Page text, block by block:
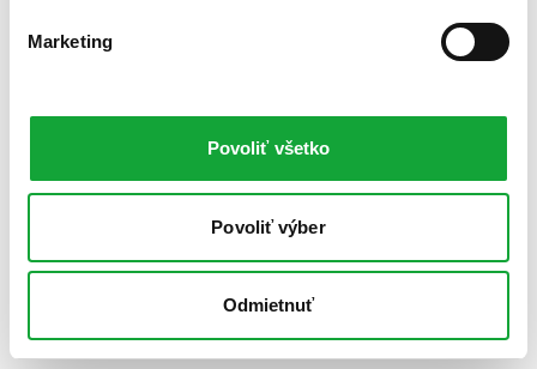
Marketing
Povoliť všetko
Povoliť výber
Odmietnuť